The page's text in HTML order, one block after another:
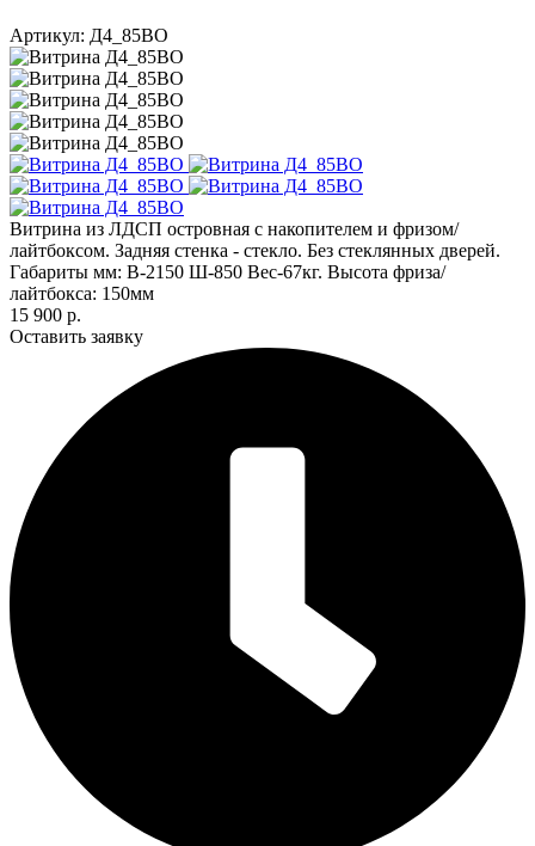
Артикул: Д4_85ВО
Витрина из ЛДСП островная с накопителем и фризом/
лайтбоксом. Задняя стенка - стекло. Без стеклянных дверей.
Габариты мм: В-2150 Ш-850 Вес-67кг. Высота фриза/
лайтбокса: 150мм
15 900 р.
Оставить заявку